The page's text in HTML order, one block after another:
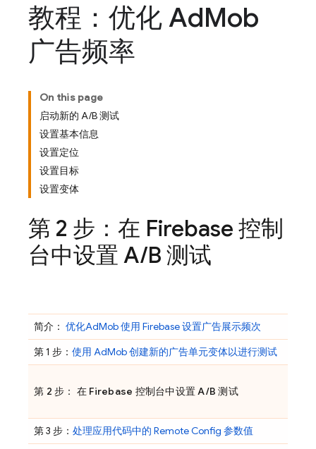
教程：优化 AdMob
广告频率
On this page
启动新的 A/B 测试
设置基本信息
设置定位
设置目标
设置变体
第 2 步：在 Firebase 控制
台中设置 A/B 测试
简介： 优化AdMob使用 Firebase 设置广告展示频次
第 1 步： 使用 AdMob创建新的广告单元变体以进行测试
第 2 步： 在 Firebase 控制台中设置 A/B 测试
第 3 步： 处理应用代码中的 Remote Config 参数值